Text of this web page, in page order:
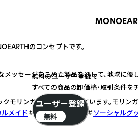
のコンセプトです。
メッセージをこめた製品を通して、地球に
モリンガオイルを配合しています。モリ
メイド
エコフレンドリー ソーシャルグ
無料のユーザー登録で
すべての商品の卸価格・取引条件を
ユーザー登録
無料